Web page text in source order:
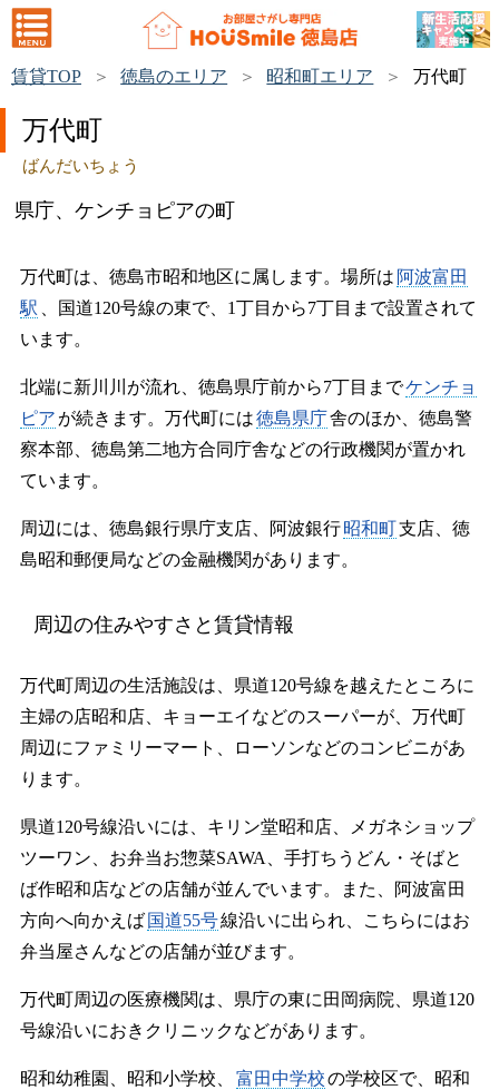
賃貸TOP 徳島のエリア 昭和町エリア 万代町
万代町
ばんだいちょう
県庁、ケンチョピアの町
万代町は、徳島市昭和地区に属します。場所は 阿波富田
駅
、国道120号線の東で、1丁目から7丁目まで設置されて
います。
北端に新川川が流れ、徳島県庁前から7丁目までケンチョ
ピア が続きます。万代町には徳島県庁舎のほか、徳島警
察本部、徳島第二地方合同庁舎などの行政機関が置かれ
ています。
周辺には、徳島銀行県庁支店、阿波銀行昭和町支店、徳
島昭和郵便局などの金融機関があります。
周辺の住みやすさと賃貸情報
万代町周辺の生活施設は、県道120号線を越えたところに
主婦の店昭和店、キョーエイなどのスーパーが、万代町
周辺にファミリーマート、ローソンなどのコンビニがあ
ります。
県道120号線沿いには、キリン堂昭和店、メガネショップ
ツーワン、お弁当お惣菜SAWA、手打ちうどん・そばと
ば作昭和店などの店舗が並んでいます。また、阿波富田
方向へ向かえば 国道55号線沿いに出られ、こちらにはお
弁当屋さんなどの店舗が並びます。
万代町周辺の医療機関は、県庁の東に田岡病院、県道120
号線沿いにおきクリニックなどがあります。
昭和幼稚園、昭和小学校、 富田中学校の学校区で、昭和